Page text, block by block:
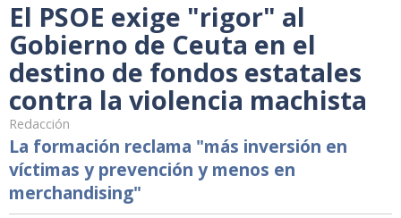
El PSOE exige "rigor" al
Gobierno de Ceuta en el
destino de fondos estatales
contra la violencia machista
Redacción
La formación reclama "más inversión en
víctimas y prevención y menos en
merchandising"